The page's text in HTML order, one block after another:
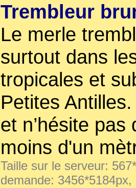
Trembleur
Le merle
surtout dans
tropicales et
Petites
et n’hésite
moins d'un
Taille sur le serveur:
demande: